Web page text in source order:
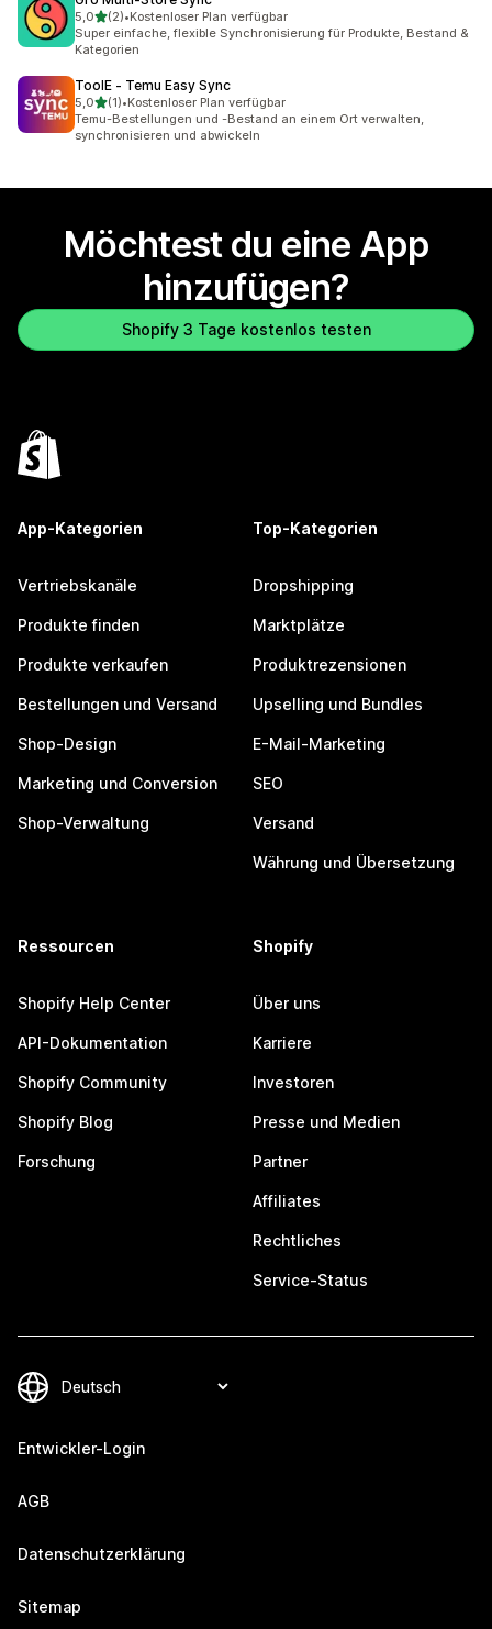
5,0von 5 Sternen
(2)
2 Rezensionen insgesamt
•Kostenloser Plan verfügbar
Super einfache, flexible Synchronisierung für Produkte, Bestand &
Kategorien
ToolE ‑ Temu Easy Sync
5,0von 5 Sternen
(1)
1 Rezensionen insgesamt
•Kostenloser Plan verfügbar
Temu-Bestellungen und -Bestand an einem Ort verwalten,
synchronisieren und abwickeln
Möchtest du eine App
hinzufügen?
Shopify 3 Tage kostenlos testen
App-Kategorien
Vertriebskanäle
Produkte finden
Produkte verkaufen
Bestellungen und Versand
Shop-Design
Marketing und Conversion
Shop-Verwaltung
Top-Kategorien
Dropshipping
Marktplätze
Produktrezensionen
Upselling und Bundles
E-Mail-Marketing
SEO
Versand
Währung und Übersetzung
Ressourcen
Shopify Help Center
API-Dokumentation
Shopify Community
Shopify Blog
Forschung
Shopify
Über uns
Karriere
Investoren
Presse und Medien
Partner
Affiliates
Rechtliches
Service-Status
Entwickler-Login
AGB
Datenschutzerklärung
Sitemap